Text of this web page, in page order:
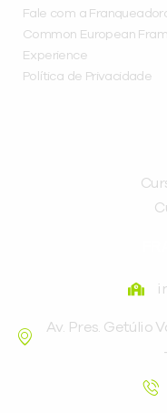
Fale com a
Common European
Experience
Política de Privacidade
Av. Pres. Getúlio